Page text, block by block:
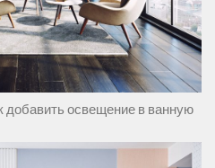
добавить освещение в ванную